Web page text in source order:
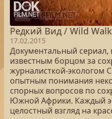
Редкий Вид / Wild
17.02.2015
Документальный сериал,
известным борцом за
журналисткой-экологом
опытным понимания
спорных вопросов по
Южной Африки. Каждый
целостный взгляд на